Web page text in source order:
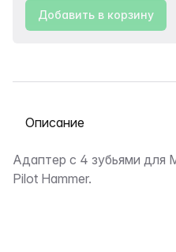
Добавить в корзину
Выберите вкладку
Описание
Адаптер с 4 зубьями для
Pilot Hammer.